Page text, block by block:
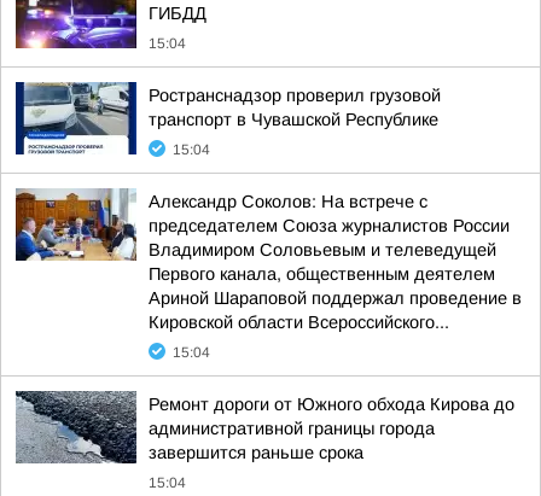
ГИБДД
15:04
Ространснадзор проверил грузовой
транспорт в Чувашской Республике
15:04
Александр Соколов: На встрече с
председателем Союза журналистов России
Владимиром Соловьевым и телеведущей
Первого канала, общественным деятелем
Ариной Шараповой поддержал проведение в
Кировской области Всероссийского...
15:04
Ремонт дороги от Южного обхода Кирова до
административной границы города
завершится раньше срока
15:04